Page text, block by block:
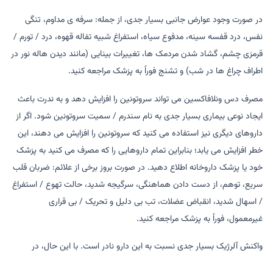
در صورت وجود عوارض جانبی بسیار جدی، از جمله: سرفه ی مداوم، تنگی
نفس، درد قفسه سینه، مدفوع سیاه، استفراغ شبیه تفاله قهوه، درد / تورم /
قرمزی چشم، گشاد شدن مردمک ها، تغییرات بینایی (مانند دیدن هاله نور در
اطراف چراغ ها در شب) و تشنج فوراً به پزشک مراجعه کنید.
مصرف دس ونلافاکسین می تواند سروتونین را افزایش دهد و به ندرت باعث
ایجاد نوعی بیماری بسیار جدی به نام سندرم / سمیت سروتونین شود. اگر از
داروهای دیگری نیز استفاده می کنید که سروتونین را افزایش می دهند، این
خطر افزایش می یابد؛ بنابراین تمام داروهایی را که مصرف می کنید به پزشک
خود یا پزشک داروخانه اطلاع دهید. در صورت بروز برخی از علائم: ضربان قلب
سریع، توهم، از دست دادن هماهنگی، سرگیجه شدید، حالت تهوع / استفراغ
/ اسهال شدید، انقباض عضلات، تب بی دلیل و تحریک / بی قراری
غیرمعمول، فوراً به پزشک مراجعه کنید.
واکنش آلرژیک بسیار جدی نسبت به این دارو نادر است. با این حال، در